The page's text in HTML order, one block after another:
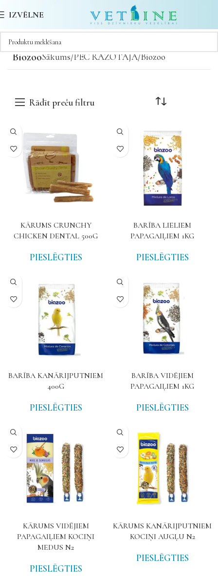
IZVĒLNE
BiozooSākums PĒC RAŽOTĀJA Biozoo
Rādīt preču filtru
KĀRUMS CRUNCHY
CHICKEN DENTAL 500G
PIESLĒGTIES
BARĪBA LIELIEM
PAPAGAIĻIEM 1KG
PIESLĒGTIES
BARĪBA KANĀRIJPUTNIEM
400G
PIESLĒGTIES
BARĪBA VIDĒJIEM
PAPAGAIĻIEM 1KG
PIESLĒGTIES
NAV
KĀRUMS VIDĒJIEM
PAPAGAIĻIEM KOCIŅI
MEDUS N2
PIESLĒGTIES
KĀRUMS KANĀRIJPUTNIEM
KOCIŅI AUGĻU N2
PIESLĒGTIES